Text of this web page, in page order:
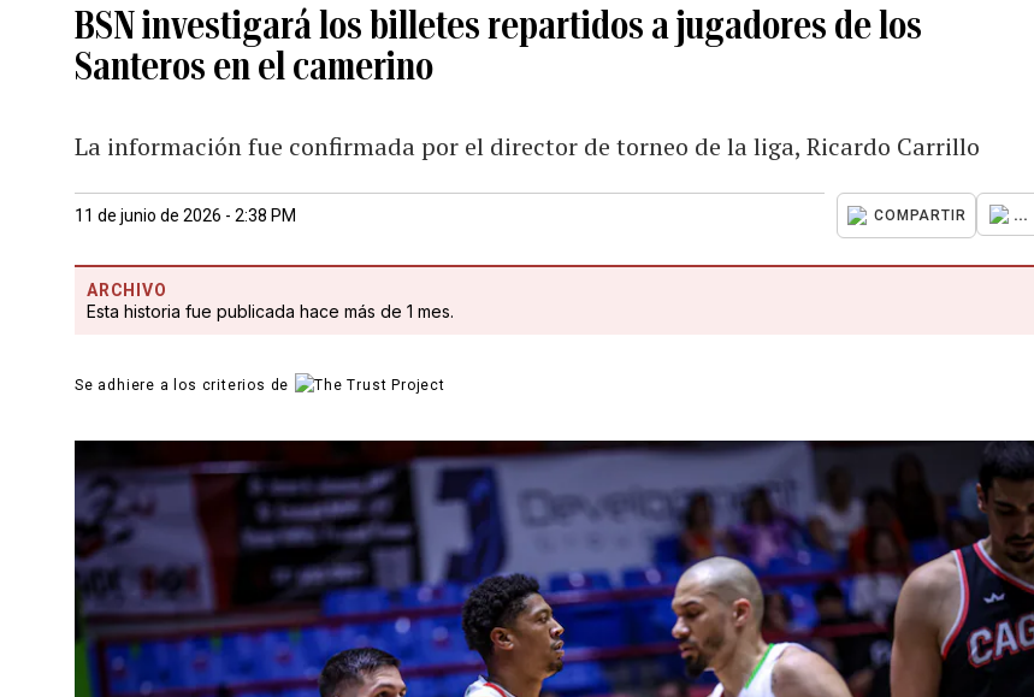
BSN investigará los billetes repartidos a jugadores de los
Santeros en el camerino
La información fue confirmada por el director de torneo de la liga, Ricardo Carrillo
11 de junio de 2026 - 2:38 PM COMPARTIR ...
ARCHIVO
Esta historia fue publicada hace más de 1 mes.
Se adhiere a los criterios de